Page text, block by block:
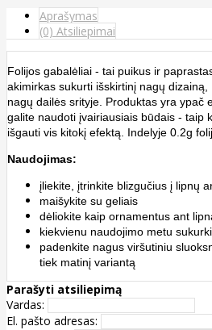
Aprašymas
(0) Atsiliepimai
Folijos gabalėliai - tai puikus ir
akimirkas sukurti išskirtinį nagų
nagų dailės srityje. Produktas yra ypač
galite naudoti įvairiausiais būdais - taip
išgauti vis kitokį efektą. Indelyje 0.2g
Naudojimas:
įliekite, įtrinkite blizgučius į lipnų
maišykite su geliais
dėliokite kaip ornamentus ant
kiekvienu naudojimo metu
padenkite nagus viršutiniu
tiek matinį variantą
Parašyti atsiliepimą
Vardas:
El. pašto adresas: